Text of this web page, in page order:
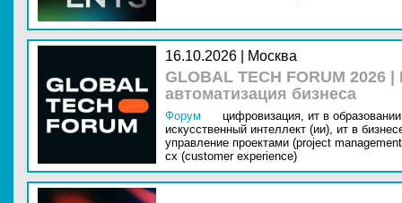
16.10.2026 | Москва
GLOBAL TECH FORUM
автоматизация бизнеса
Форум цифровизация, ит в
искусственный интеллект (ии), ит в
управление проектами (project
cx (customer experience)